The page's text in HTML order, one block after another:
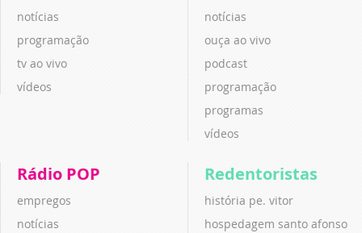
notícias
programação
tv ao vivo
vídeos
notícias
ouça ao vivo
podcast
programação
programas
vídeos
Rádio POP
empregos
notícias
Redentoristas
história pe. vitor
hospedagem santo afonso